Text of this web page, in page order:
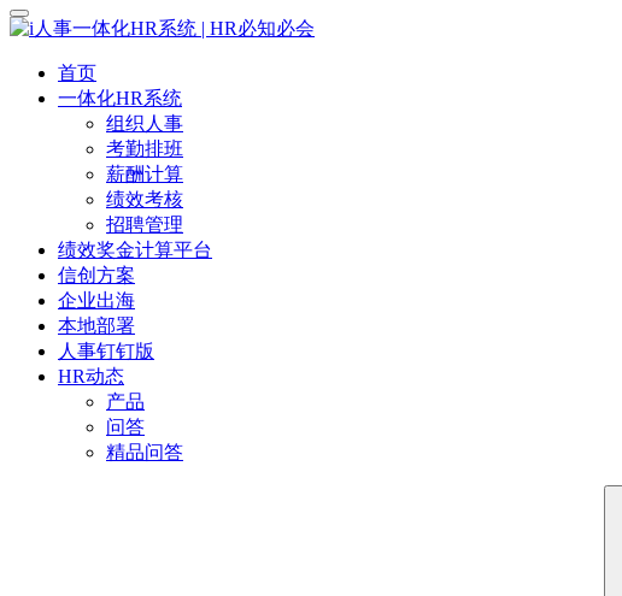
首页
一体化HR系统
组织人事
考勤排班
薪酬计算
绩效考核
招聘管理
绩效奖金计算平台
信创方案
企业出海
本地部署
人事钉钉版
HR动态
产品
问答
精品问答